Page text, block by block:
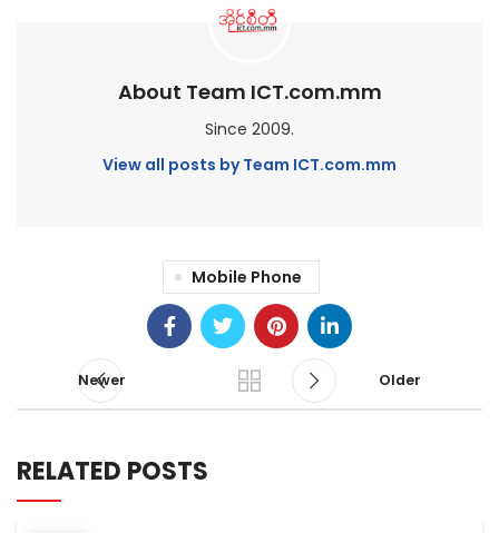
About Team ICT.com.mm
Since 2009.
View all posts by Team ICT.com.mm
Mobile Phone
Newer Older
RELATED POSTS